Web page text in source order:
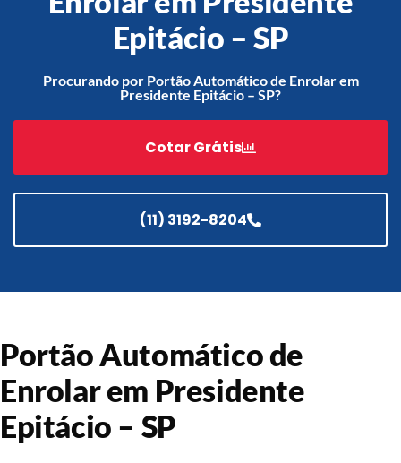
Portão de Garagem de
Enrolar em Teresópolis – RJ
Enrolar em São Pedro da
Portão de Garagem de
Enrolar em São João de
Meriti – RJ
Portão de Garagem de
Enrolar em Queimados – RJ
Portão de Garagem de
Epitácio – SP
Procurando por Portão Automático de Enrolar em
Presidente Epitácio – SP?
Cotar Grátis
(11) 3192-8204
Portão Automático de
Enrolar em Presidente
Epitácio – SP